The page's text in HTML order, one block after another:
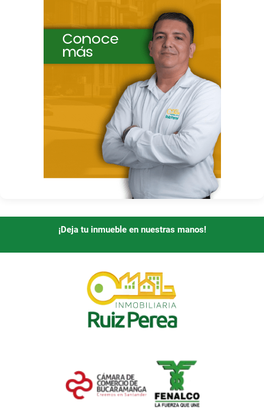
¡Deja tu inmueble en nuestras manos!